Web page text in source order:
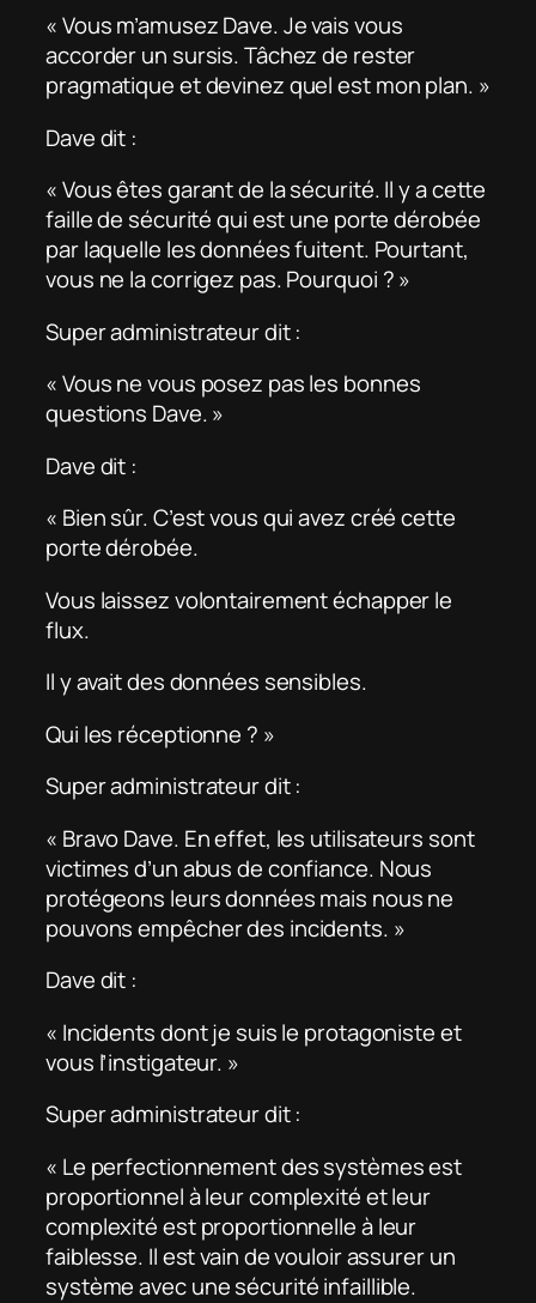
« Vous m’amusez Dave. Je vais vous
accorder un sursis. Tâchez de rester
pragmatique et devinez quel est mon plan. »
Dave dit :
« Vous êtes garant de la sécurité. Il y a cette
faille de sécurité qui est une porte dérobée
par laquelle les données fuitent. Pourtant,
vous ne la corrigez pas. Pourquoi ? »
Super administrateur dit :
« Vous ne vous posez pas les bonnes
questions Dave. »
Dave dit :
« Bien sûr. C’est vous qui avez créé cette
porte dérobée.
Vous laissez volontairement échapper le
flux.
Il y avait des données sensibles.
Qui les réceptionne ? »
Super administrateur dit :
« Bravo Dave. En effet, les utilisateurs sont
victimes d’un abus de confiance. Nous
protégeons leurs données mais nous ne
pouvons empêcher des incidents. »
Dave dit :
« Incidents dont je suis le protagoniste et
vous l’instigateur. »
Super administrateur dit :
« Le perfectionnement des systèmes est
proportionnel à leur complexité et leur
complexité est proportionnelle à leur
faiblesse. Il est vain de vouloir assurer un
système avec une sécurité infaillible.